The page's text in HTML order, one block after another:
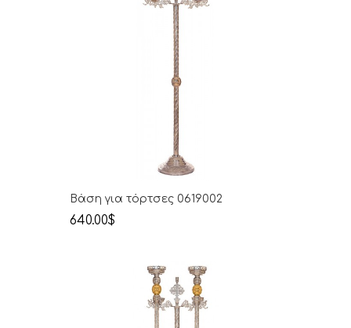
Βάση για τόρτσες 0619002
640.00$